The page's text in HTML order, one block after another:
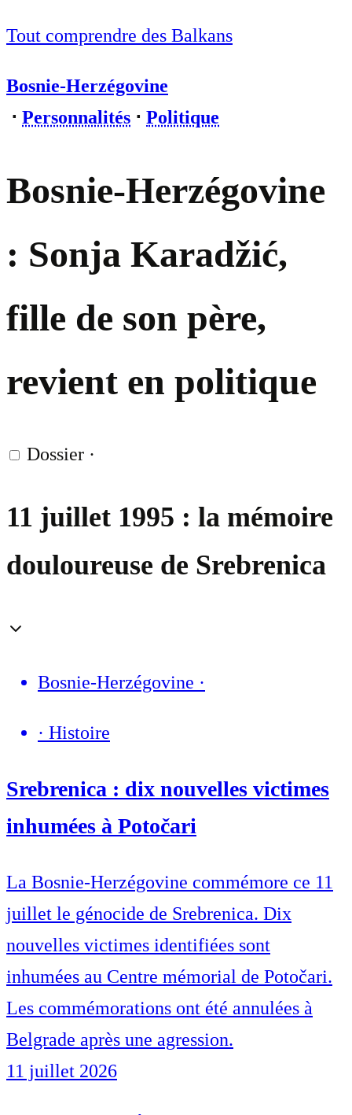
Tout comprendre des Balkans
Bosnie-Herzégovine
⋅ Personnalités ⋅ Politique
Bosnie-Herzégovine
: Sonja Karadžić,
fille de son père,
revient en politique
Dossier ·
11 juillet 1995 : la mémoire
douloureuse de Srebrenica
Bosnie-Herzégovine ·
· Histoire
Srebrenica : dix nouvelles victimes
inhumées à Potočari
La Bosnie-Herzégovine commémore ce 11
juillet le génocide de Srebrenica. Dix
nouvelles victimes identifiées sont
inhumées au Centre mémorial de Potočari.
Les commémorations ont été annulées à
Belgrade après une agression.
11 juillet 2026